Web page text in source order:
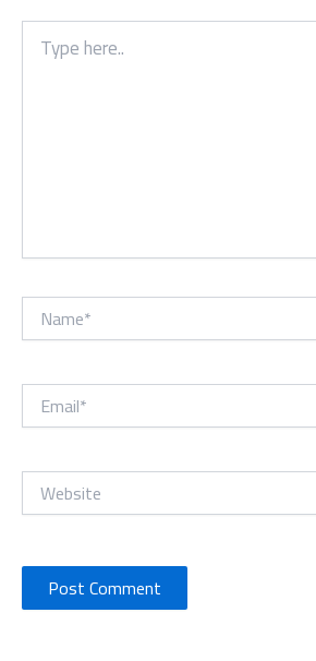
Type
here..
Name*
Email*
Website